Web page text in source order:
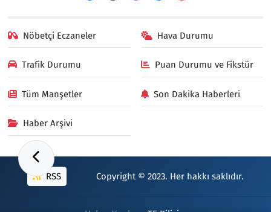
Nöbetçi Eczaneler Hava Durumu
Trafik Durumu Puan Durumu ve Fikstür
Tüm Manşetler Son Dakika Haberleri
Haber Arşivi
RSS Copyright © 2023. Her hakkı saklıdır.